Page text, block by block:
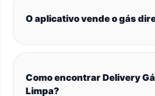
O aplicativo vende o gás
Como encontrar Delivery
Limpa?